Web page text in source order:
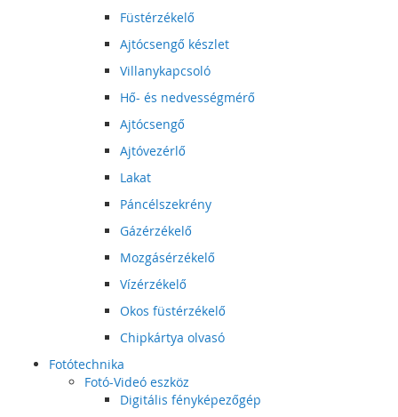
Füstérzékelő
Ajtócsengő készlet
Villanykapcsoló
Hő- és nedvességmérő
Ajtócsengő
Ajtóvezérlő
Lakat
Páncélszekrény
Gázérzékelő
Mozgásérzékelő
Vízérzékelő
Okos füstérzékelő
Chipkártya olvasó
Fotótechnika
Fotó-Videó eszköz
Digitális fényképezőgép